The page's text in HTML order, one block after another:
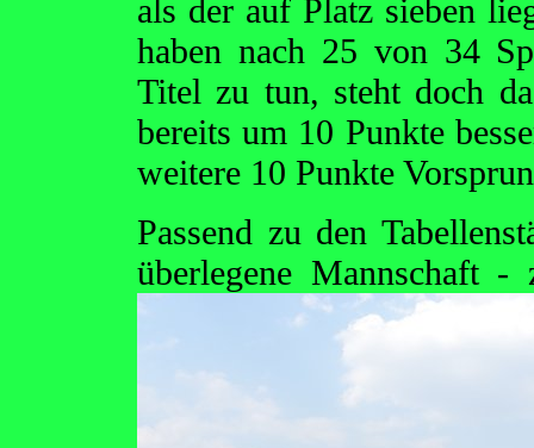
als der auf Platz sieben
haben nach 25 von 34
Titel zu tun, steht doch
bereits um 10 Punkte
weitere 10 Punkte
Passend zu den
überlegene Mannschaft